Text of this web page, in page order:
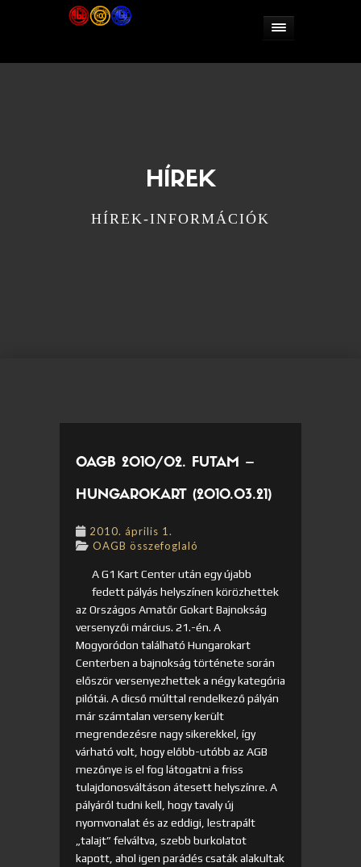
HÍREK
HÍREK-INFORMÁCIÓK
OAGB 2010/02. FUTAM –
HUNGAROKART (2010.03.21)
2010. április 1.
OAGB összefoglaló
A G1 Kart Center után egy újabb
fedett pályás helyszínen körözhettek
az Országos Amatőr Gokart Bajnokság
versenyzői március. 21.-én. A
Mogyoródon található Hungarokart
Centerben a bajnokság története során
először versenyezhettek a négy kategória
pilótái. A dicső múlttal rendelkező pályán
már számtalan verseny került
megrendezésre nagy sikerekkel, így
várható volt, hogy előbb-utóbb az AGB
mezőnye is el fog látogatni a friss
tulajdonosváltáson átesett helyszínre. A
pályáról tudni kell, hogy tavaly új
nyomvonalat és az eddigi, lestrapált
„talajt” felváltva, szebb burkolatot
kapott, ahol igen parádés csaták alakultak